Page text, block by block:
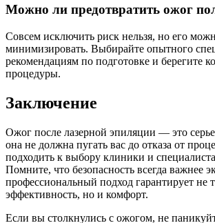
Можно ли предотвратить ожог
Совсем исключить риск нельзя, но его
минимизировать. Выбирайте опытного
рекомендациям по подготовке и берегите
процедуры.
Заключение
Ожог после лазерной эпиляции — это
она не должна пугать вас до отказа от
подходить к выбору клиники и
Помните, что безопасность всегда важнее
профессиональный подход гарантирует не
эффективность, но и комфорт.
Если вы столкнулись с ожогом, не